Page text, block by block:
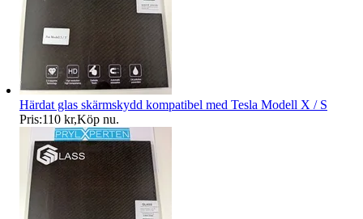
Härdat glas skärmskydd kompatibel med Tesla Modell X / S
Pris:110 kr,Köp nu.